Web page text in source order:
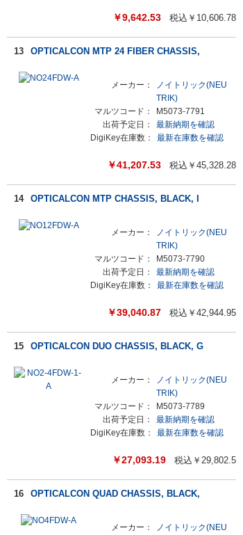
￥9,642.53 税込￥ 10,606.78
13 OPTICALCON MTP 24 FIBER CHASSIS,
メーカー：
ノイトリック(NEU
TRIK)
マルツコード：
M5073-7791
出荷予定日：
最新納期を確認
DigiKey在庫数：
最新在庫数を確認
￥41,207.53 税込￥ 45,328.28
14 OPTICALCON MTP CHASSIS, BLACK, I
メーカー：
ノイトリック(NEU
TRIK)
マルツコード：
M5073-7790
出荷予定日：
最新納期を確認
DigiKey在庫数：
最新在庫数を確認
￥39,040.87 税込￥ 42,944.95
15 OPTICALCON DUO CHASSIS, BLACK, G
メーカー：
ノイトリック(NEU
TRIK)
マルツコード：
M5073-7789
出荷予定日：
最新納期を確認
DigiKey在庫数：
最新在庫数を確認
￥27,093.19 税込￥ 29,802.5
16 OPTICALCON QUAD CHASSIS, BLACK,
メーカー： ノイトリック(NEU